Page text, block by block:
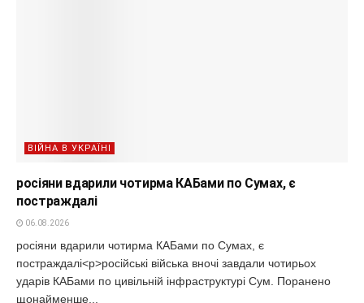
ВІЙНА В УКРАЇНІ
росіяни вдарили чотирма КАБами по Сумах, є
постраждалі
06.08.2026
росіяни вдарили чотирма КАБами по Сумах, є
постраждалі<p>російські війська вночі завдали чотирьох
ударів КАБами по цивільній інфраструктурі Сум. Поранено
щонайменше...